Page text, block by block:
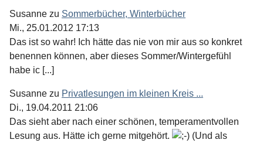
Susanne zu Sommerbücher, Winterbücher
Mi., 25.01.2012 17:13
Das ist so wahr! Ich hätte das nie von mir aus so konkret
benennen können, aber dieses Sommer/Wintergefühl
habe ic [...]
Susanne zu Privatlesungen im kleinen Kreis ...
Di., 19.04.2011 21:06
Das sieht aber nach einer schönen, temperamentvollen
Lesung aus. Hätte ich gerne mitgehört.
(Und als